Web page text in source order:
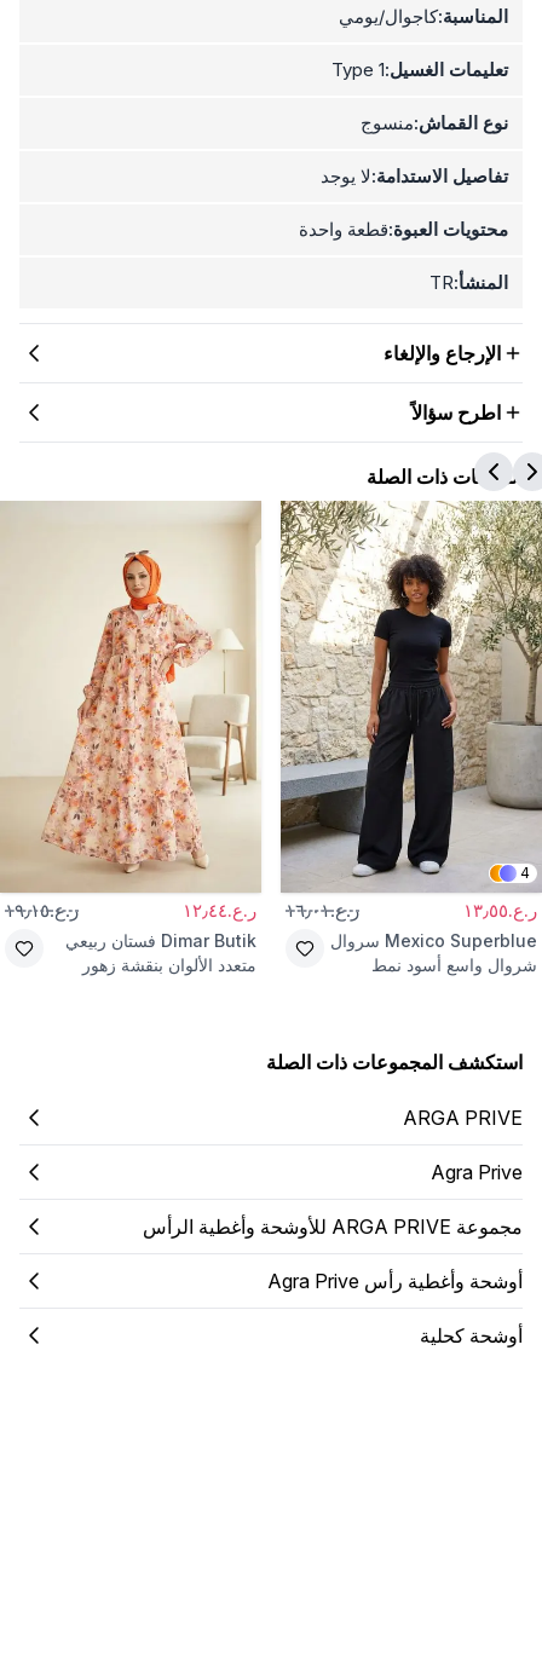
المناسبة:كاجوال/يومي
تعليمات الغسيل:Type 1
نوع القماش:منسوج
تفاصيل الاستدامة:لا يوجد
محتويات العبوة:قطعة واحدة
المنشأ:TR
الإرجاع والإلغاء
اطرح سؤالاً
المنتجات ذات الصلة
4
ر.ع.١٣٫٥٥ ر.ع.١٦٫٠١
Mexico Superblue سروال
شروال واسع أسود نمط
ر.ع.١٢٫٤٤ ر.ع.١٩٫١٥
Dimar Butik فستان ربيعي
متعدد الألوان بنقشة زهور
استكشف المجموعات ذات الصلة
ARGA PRIVE
Agra Prive
مجموعة ARGA PRIVE للأوشحة وأغطية الرأس
أوشحة وأغطية رأس Agra Prive
أوشحة كحلية